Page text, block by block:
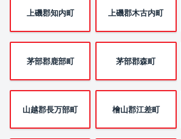
上磯郡知内町 上磯郡木古内町
茅部郡鹿部町 茅部郡森町
山越郡長万部町 檜山郡江差町